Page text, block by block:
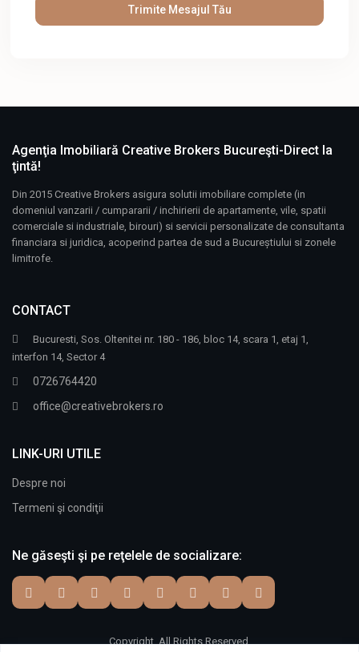
Agenţia Imobiliară Creative Brokers Bucureşti-Direct la
ţintă!
Din 2015 Creative Brokers asigura solutii imobiliare complete (in
domeniul vanzarii / cumpararii / inchirierii de apartamente, vile, spatii
comerciale si industriale, birouri) si servicii personalizate de consultanta
financiara si juridica, acoperind partea de sud a Bucureștiului si zonele
limitrofe.
CONTACT
Bucuresti, Sos. Oltenitei nr. 180 - 186, bloc 14, scara 1, etaj 1,
interfon 14, Sector 4
0726764420
office@creativebrokers.ro
LINK-URI UTILE
Despre noi
Termeni şi condiţii
Ne găseşti şi pe reţelele de socializare:
Copyright. All Rights Reserved.